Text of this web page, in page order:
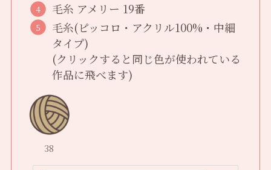
毛糸 アメリー 19番
毛糸(ピッコロ・アクリル100%・中細
タイプ)
(クリックすると同じ色が使われている
作品に飛べます)
38